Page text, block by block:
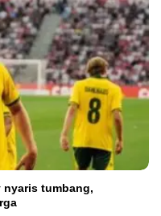
nyaris tumbang,